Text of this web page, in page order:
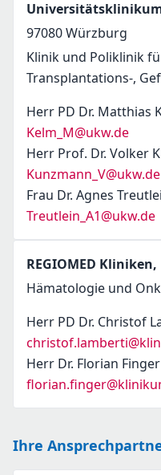
97080Würzburg
Klinik und Poliklinik
Transplantations-,
Herr PD Dr. Matthias
Kelm_M@ukw.de
Herr Prof. Dr. Volker
Kunzmann_V@ukw.de
Frau Dr. Agnes
Treutlein_A1@ukw.de
REGIOMED
Hämatologie und
Herr PD Dr. Christof
Herr Dr. Florian Finger
Ihre